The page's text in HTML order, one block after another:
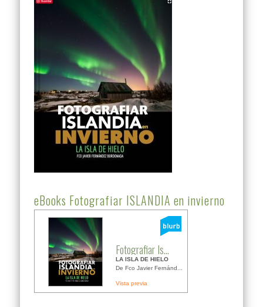
eBooks Fotografiar ISLANDIA en invierno
Fotografiar Is...
LA ISLA DE HIELO
De Fco Javier Fernánd...
Vista previa